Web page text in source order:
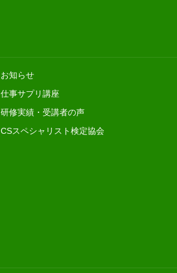
お知らせ
仕事サプリ講座
研修実績・受講者の声
CSスペシャリスト検定協会